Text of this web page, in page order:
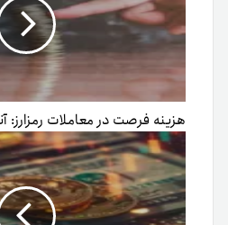
هزینه فرصت در معاملات رمزارز: